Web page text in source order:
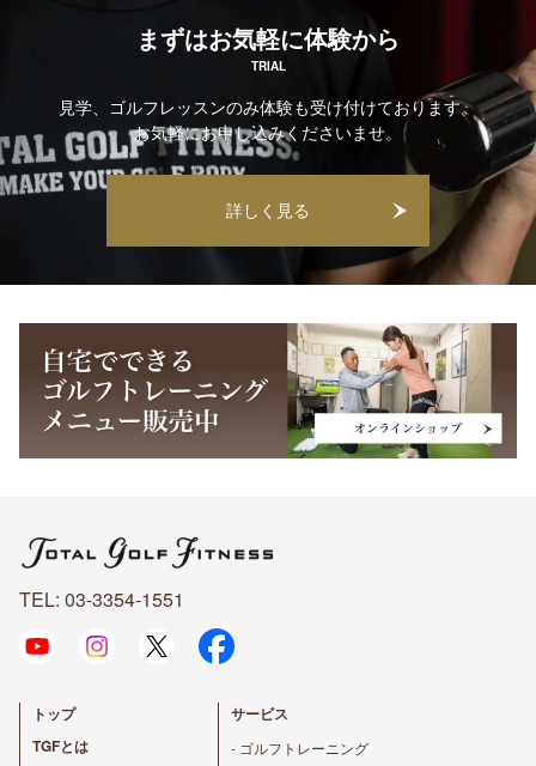
まずはお気軽に体験から
TRIAL
見学、ゴルフレッスンのみ体験も受け付けております。
お気軽にお申し込みくださいませ。
詳しく見る
TEL: 03-3354-1551
トップ
TGFとは
サービス
- ゴルフトレーニング